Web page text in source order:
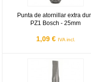
Punta de atornillar extra
PZ1 Bosch - 25mm
1,09 € IVA incl.
Punta de atornillar extra